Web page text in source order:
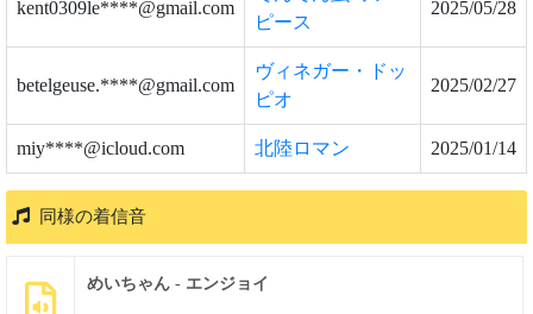
kent0309le****@gmail.com
ピース
2025/05/28
betelgeuse.****@gmail.com
ヴィネガー・ドッ
ピオ
2025/02/27
miy****@icloud.com 北陸ロマン 2025/01/14
同様の着信音
めいちゃん - エンジョイ